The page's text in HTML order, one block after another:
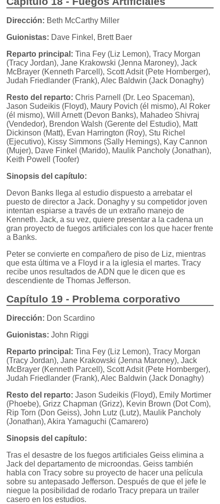
Dirección: Beth McCarthy Miller
Guionistas: Dave Finkel, Brett Baer
Reparto principal: Tina Fey (Liz Lemon), Tracy Morgan
(Tracy Jordan), Jane Krakowski (Jenna Maroney), Jack
McBrayer (Kenneth Parcell), Scott Adsit (Pete Hornberger),
Judah Friedlander (Frank), Alec Baldwin (Jack Donaghy)
Resto del reparto: Chris Parnell (Dr. Leo Spaceman),
Jason Sudeikis (Floyd), Maury Povich (él mismo), Al Roker
(él mismo), Will Arnett (Devon Banks), Mahadeo Shivraj
(Vendedor), Brendon Walsh (Gerente del Estudio), Matt
Dickinson (Matt), Evan Harrington (Roy), Stu Richel
(Ejecutivo), Kissy Simmons (Sally Hemings), Kay Cannon
(Mujer), Dave Finkel (Marido), Maulik Pancholy (Jonathan),
Keith Powell (Toofer)
Sinopsis del capítulo:
Devon Banks llega al estudio dispuesto a arrebatar el
puesto de director a Jack. Donaghy y su competidor joven
intentan espiarse a través de un extraño manejo de
Kenneth. Jack, a su vez, quiere presentar a la cadena un
gran proyecto de fuegos artificiales con los que hacer frente
a Banks.
Peter se convierte en compañero de piso de Liz, mientras
que esta última ve a Floyd ir a la iglesia el martes. Tracy
recibe unos resultados de ADN que le dicen que es
descendiente de Thomas Jefferson.
Capítulo 19 - Problema corporativo
Dirección: Don Scardino
Guionistas: John Riggi
Reparto principal: Tina Fey (Liz Lemon), Tracy Morgan
(Tracy Jordan), Jane Krakowski (Jenna Maroney), Jack
McBrayer (Kenneth Parcell), Scott Adsit (Pete Hornberger),
Judah Friedlander (Frank), Alec Baldwin (Jack Donaghy)
Resto del reparto: Jason Sudeikis (Floyd), Emily Mortimer
(Phoebe), Grizz Chapman (Grizz), Kevin Brown (Dot Com),
Rip Torn (Don Geiss), John Lutz (Lutz), Maulik Pancholy
(Jonathan), Akira Yamaguchi (Camarero)
Sinopsis del capítulo:
Tras el desastre de los fuegos artificiales Geiss elimina a
Jack del departamento de microondas. Geiss también
habla con Tracy sobre su proyecto de hacer una película
sobre su antepasado Jefferson. Después de que el jefe le
niegue la posibilidad de rodarlo Tracy prepara un trailer
casero en los estudios.